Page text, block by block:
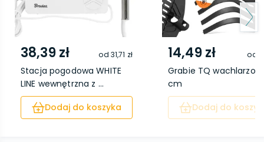
38,39 zł od 31,71 zł
Stacja pogodowa WHITE
LINE wewnętrzna z ...
Dodaj do koszyka
14,49 zł od
Grabie TQ
cm
Dodaj do